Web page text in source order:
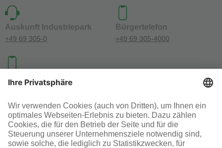
Auskunft Industriepark
+49 69 305-0
Bürgertelefon
+49 69 305-4000
Investoren-Kontakt
+49 69 305-46300
SOCIAL MEDIA